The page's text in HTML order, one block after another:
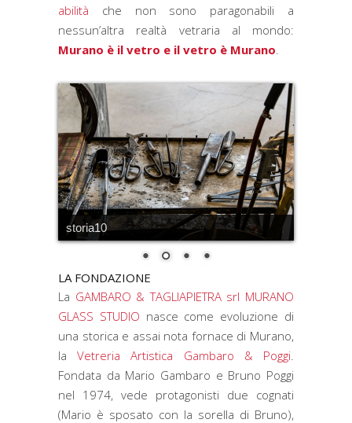
abilità che non sono paragonabili a
nessun’altra realtà vetraria al mondo:
Murano è il vetro e il vetro è Murano.
storia10
LA FONDAZIONE
La GAMBARO & TAGLIAPIETRA srl MURANO
GLASS STUDIO nasce come evoluzione di
una storica e assai nota fornace di Murano,
laVetreria Artistica Gambaro & Poggi
Fondata da Mario Gambaro e Bruno Poggi
nel 1974, vede protagonisti due cognati
(Mario è sposato con la sorella di Bruno),